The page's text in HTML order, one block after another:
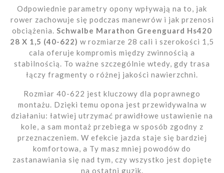
Odpowiednie parametry opony wpływają na to, jak
rower zachowuje się podczas manewrów i jak przenosi
obciążenia. Schwalbe Marathon Greenguard Hs420
28 X 1,5 (40-622) w rozmiarze 28 cali i szerokości 1,5
cala oferuje kompromis między zwinnością a
stabilnością. To ważne szczególnie wtedy, gdy trasa
łączy fragmenty o różnej jakości nawierzchni.
Rozmiar 40-622 jest kluczowy dla poprawnego
montażu. Dzięki temu opona jest przewidywalna w
działaniu: łatwiej utrzymać prawidłowe ustawienie na
kole, a sam montaż przebiega w sposób zgodny z
przeznaczeniem. W efekcie jazda staje się bardziej
komfortowa, a Ty masz mniej powodów do
zastanawiania się nad tym, czy wszystko jest dopięte
na ostatni guzik.